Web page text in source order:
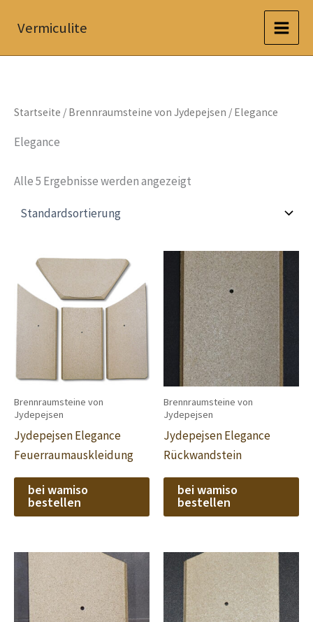
InhaltVermiculite
Startseite / Brennraumsteine von Jydepejsen / Elegance
Elegance
Alle 5 Ergebnisse werden angezeigt
Brennraumsteine von
Jydepejsen
Jydepejsen Elegance
Feuerraumauskleidung
bei wamiso
bestellen
Brennraumsteine von
Jydepejsen
Jydepejsen Elegance
Rückwandstein
bei wamiso
bestellen